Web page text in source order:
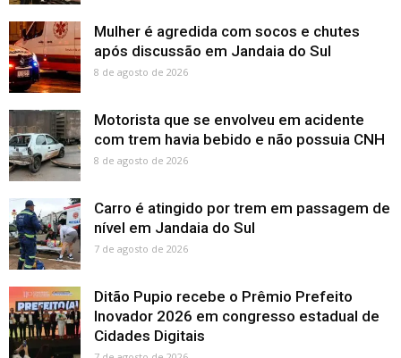
Mulher é agredida com socos e chutes
após discussão em Jandaia do Sul
8 de agosto de 2026
Motorista que se envolveu em acidente
com trem havia bebido e não possuia CNH
8 de agosto de 2026
Carro é atingido por trem em passagem de
nível em Jandaia do Sul
7 de agosto de 2026
Ditão Pupio recebe o Prêmio Prefeito
Inovador 2026 em congresso estadual de
Cidades Digitais